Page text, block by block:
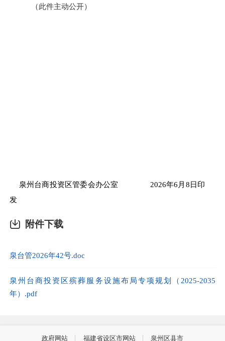
（此件主动公开）
泉州台商投资区管委会办公室 2026年6 月 8日印
发
附件下载
泉台管2026年42号.doc
泉州台商投资区殡葬服务设施布局专项规划（2025-2035
年）.pdf
政府网站 福建省设区市网站 泉州区县市